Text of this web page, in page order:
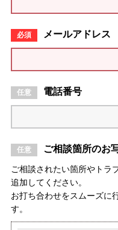
メールアドレス
電話番号
ご相談箇所のお
ご相談されたい箇所やトラ
追加してください。
お打ち合わせをスムーズに
す。